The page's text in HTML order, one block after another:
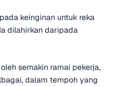
keinginan untuk reka
dilahirkan daripada
semakin ramai pekerja,
dalam tempoh yang